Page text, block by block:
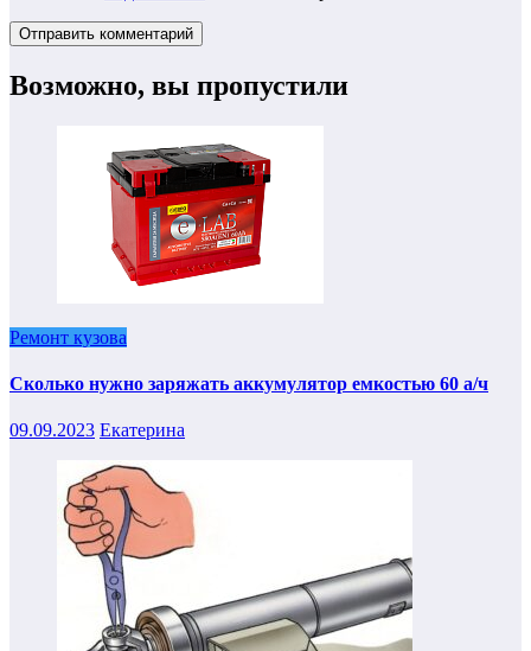
Возможно, вы пропустили
Ремонт кузова
Сколько нужно заряжать аккумулятор емкостью 60 а/ч
09.09.2023 Екатерина